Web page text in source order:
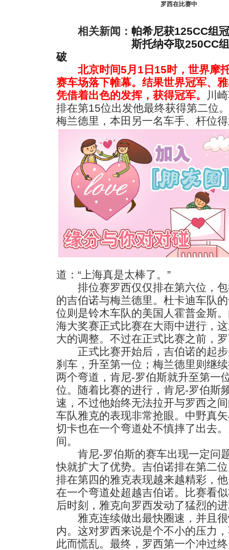
罗西在比赛中
相关新闻： 帕希尼获125CC组
斯托纳夺取250CC
破
北京时间5月1日15时，世界摩
赛车场落下帷幕。结果世界冠军、
凭借着出色的发挥，获得冠军。
川
排在第15位出发他最终获得第二位
梅兰德里，本田另一名车手、杆位
道：“上海真是太棒了。”
排位赛罗西仅仅排在第六位，包
的吉伯诺与梅兰德里。杜卡迪车队
位则是铃木车队的美国人霍普金斯
海大奖赛正式比赛在大雨中进行，
大的调整。不过在正式比赛之前，
正式比赛开始后，吉伯诺的起步
刹车，升至第一位；梅兰德里则继
两个弯道，肯尼-罗伯斯就升至第一
位。随着比赛的进行，肯尼-罗伯斯
速，不过他始终无法拉开与罗西之
车队雅克的表现非常抢眼。中野真
切卡也在一个弯道处不慎摔了出去
间。
肯尼-罗伯斯的赛车出现一定问
快就扩大了优势。吉伯诺排在第二
排在第四的雅克表现越来越精彩，
在一个弯道处超越吉伯诺。比赛看
后时刻，雅克向罗西发动了猛烈的
雅克连续做出最快圈速，并且很
内。这对罗西来说是个不小的压力
此而慌乱。最终，罗西第一个冲过